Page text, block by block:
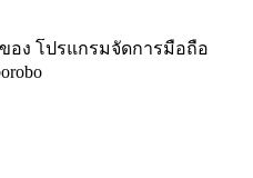
อง โปรแกรมจัดการมือถือ